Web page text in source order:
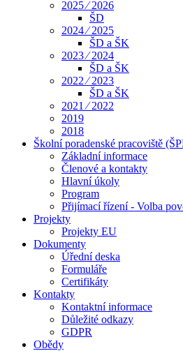
2025 ⁄ 2026
ŠD
2024 ⁄ 2025
ŠD a ŠK
2023 ⁄ 2024
ŠD a ŠK
2022 ⁄ 2023
ŠD a ŠK
2021 ⁄ 2022
2019
2018
Školní poradenské pracoviště
Základní informace
Členové a kontakty
Hlavní úkoly
Program
Přijímací řízení - Volba
Projekty
Projekty EU
Dokumenty
Úřední deska
Formuláře
Certifikáty
Kontakty
Kontaktní informace
Důležité odkazy
GDPR
Obědy